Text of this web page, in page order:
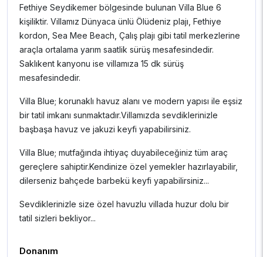
Fethiye Seydikemer bölgesinde bulunan Villa Blue 6
kişiliktir. Villamız Dünyaca ünlü Ölüdeniz plajı, Fethiye
kordon, Sea Mee Beach, Çalış plajı gibi tatil merkezlerine
araçla ortalama yarım saatlik sürüş mesafesindedir.
Saklıkent kanyonu ise villamıza 15 dk sürüş
mesafesindedir.
Villa Blue; korunaklı havuz alanı ve modern yapısı ile eşsiz
bir tatil imkanı sunmaktadır.Villamızda sevdiklerinizle
başbaşa havuz ve jakuzi keyfi yapabilirsiniz.
Villa Blue; mutfağında ihtiyaç duyabileceğiniz tüm araç
gereçlere sahiptir.Kendinize özel yemekler hazırlayabilir,
dilerseniz bahçede barbekü keyfi yapabilirsiniz...
Sevdiklerinizle size özel havuzlu villada huzur dolu bir
tatil sizleri bekliyor...
Donanım